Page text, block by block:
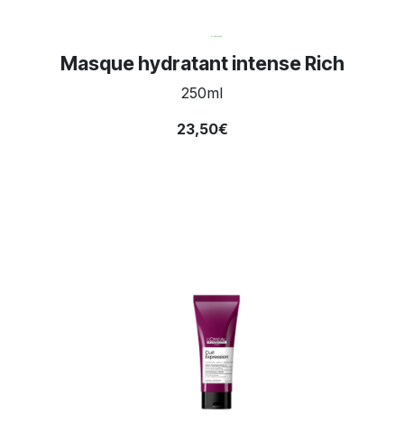
Masque hydratant intense Rich
250ml
23,50€